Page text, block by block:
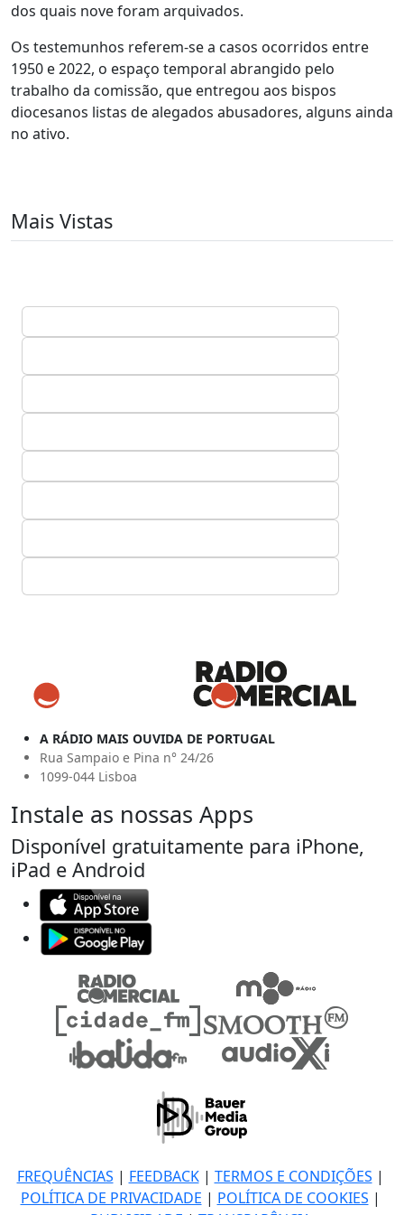
dos quais nove foram arquivados.
Os testemunhos referem-se a casos ocorridos entre
1950 e 2022, o espaço temporal abrangido pelo
trabalho da comissão, que entregou aos bispos
diocesanos listas de alegados abusadores, alguns ainda
no ativo.
Mais Vistas
A RÁDIO MAIS OUVIDA DE PORTUGAL
Rua Sampaio e Pina n° 24/26
1099-044 Lisboa
Instale as nossas Apps
Disponível gratuitamente para iPhone,
iPad e Android
FREQUÊNCIAS | FEEDBACK| TERMOS E CONDIÇÕES |
POLÍTICA DE PRIVACIDADE | POLÍTICA DE COOKIES |